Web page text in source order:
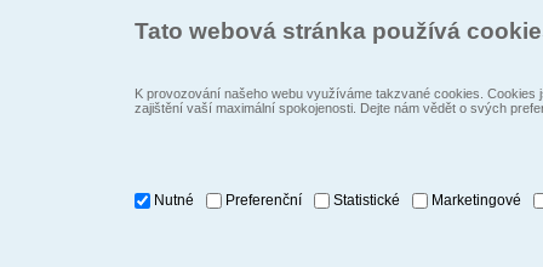
Tato webová stránka používá
K provozování našeho webu využíváme takzvané cookies.
zajištění vaší maximální spokojenosti. Dejte nám vědět o svých
Nutné Preferenční Statistické Marketingové